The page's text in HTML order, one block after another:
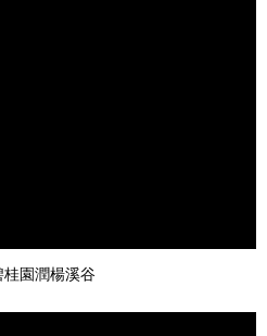
桂園潤楊溪谷